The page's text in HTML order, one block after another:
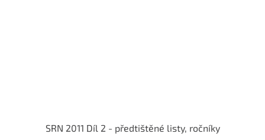
SRN 2011 Díl 2 - předtištěné listy, ročníky